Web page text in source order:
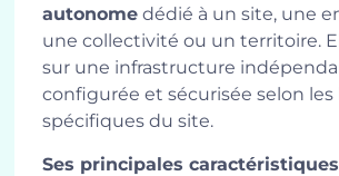
autonome dédié à un site, une
une collectivité ou un territoire.
sur une infrastructure
configurée et sécurisée selon les
spécifiques du site.
Ses principales